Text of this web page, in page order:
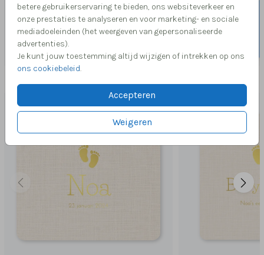
betere gebruikerservaring te bieden, ons websiteverkeer en
onze prestaties te analyseren en voor marketing- en sociale
mediadoeleinden (het weergeven van gepersonaliseerde
advertenties).
Je kunt jouw toestemming altijd wijzigen of intrekken op ons
ons cookiebeleid.
Accepteren
Weigeren